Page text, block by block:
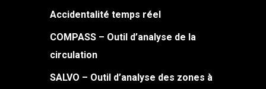
Accidentalité temps réel
COMPASS – Outil d’analyse de la
circulation
SALVO – Outil d’analyse des zones à